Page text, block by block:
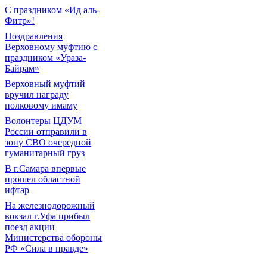
С праздником «Ид аль-
Фитр»!
Поздравления
Верховному муфтию с
праздником «Ураза-
Байрам»
Верховный муфтий
вручил награду
полковому имаму
Волонтеры ЦДУМ
России отправили в
зону СВО очередной
гуманитарный груз
В г.Самара впервые
прошел областной
ифтар
На железнодорожный
вокзал г.Уфа прибыл
поезд акции
Министерства обороны
РФ «Сила в правде»